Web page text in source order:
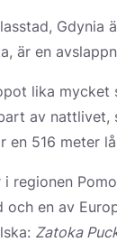
är en
lika
av nattlivet,
en 516 meter
regionen
och en av
Zatoka